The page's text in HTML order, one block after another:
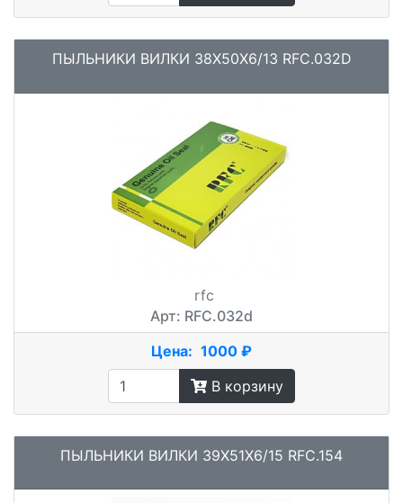
ПЫЛЬНИКИ ВИЛКИ 38X50X6/13 RFC.032D
rfc
Арт: RFC.032d
Цена: 1000 ₽
В корзину
ПЫЛЬНИКИ ВИЛКИ 39X51X6/15 RFC.154